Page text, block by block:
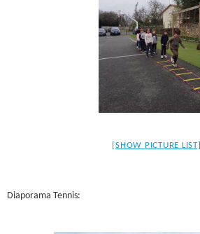
[SHOW PICTURE LIST]
Diaporama Tennis: